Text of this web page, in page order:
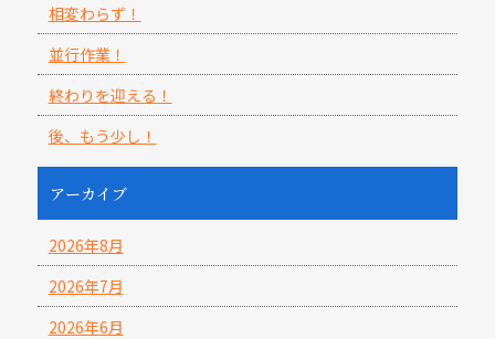
相変わらず！
並行作業！
終わりを迎える！
後、もう少し！
アーカイブ
2026年8月
2026年7月
2026年6月